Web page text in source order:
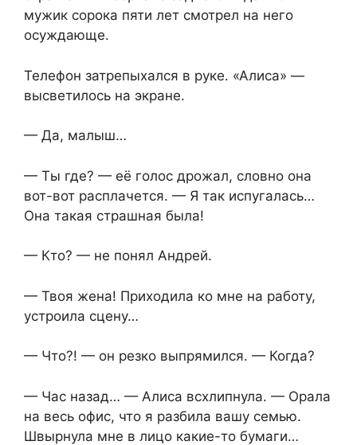
мужик сорока пяти лет смотрел на него
осуждающе.
Телефон затрепыхался в руке. «Алиса» —
высветилось на экране.
— Да, малыш…
— Ты где? — её голос дрожал, словно она
вот-вот расплачется. — Я так испугалась…
Она такая страшная была!
— Кто? — не понял Андрей.
— Твоя жена! Приходила ко мне на работу,
устроила сцену…
— Что?! — он резко выпрямился. — Когда?
— Час назад… — Алиса всхлипнула. — Орала
на весь офис, что я разбила вашу семью.
Швырнула мне в лицо какие-то бумаги…